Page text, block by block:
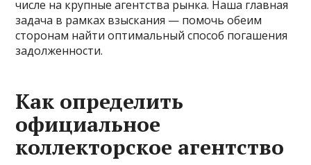
числе на крупные агентства рынка. Наша главная
задача в рамках взыскания — помочь обеим
сторонам найти оптимальный способ погашения
задолженности.
Как определить
официальное
коллекторское агентство